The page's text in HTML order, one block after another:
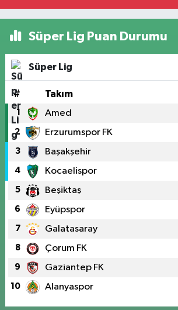
Süper Lig Puan Durumu
Süper Lig
# Takım
1 Amed
2 Erzurumspor FK
3 Başakşehir
4 Kocaelispor
5 Beşiktaş
6 Eyüpspor
7 Galatasaray
8 Çorum FK
9 Gaziantep FK
10 Alanyaspor